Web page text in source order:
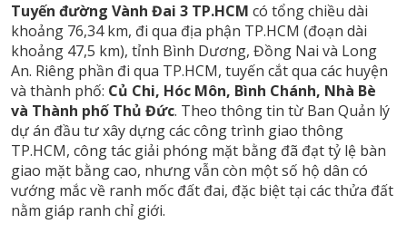
Tuyến đường Vành Đai 3 TP.HCM có tổng chiều dài
khoảng 76,34 km, đi qua địa phận TP.HCM (đoạn dài
khoảng 47,5 km), tỉnh Bình Dương, Đồng Nai và Long
An. Riêng phần đi qua TP.HCM, tuyến cắt qua các huyện
và thành phố: Củ Chi, Hóc Môn, Bình Chánh, Nhà Bè
và Thành phố Thủ Đức. Theo thông tin từ Ban Quản lý
dự án đầu tư xây dựng các công trình giao thông
TP.HCM, công tác giải phóng mặt bằng đã đạt tỷ lệ bàn
giao mặt bằng cao, nhưng vẫn còn một số hộ dân có
vướng mắc về ranh mốc đất đai, đặc biệt tại các thửa đất
nằm giáp ranh chỉ giới.